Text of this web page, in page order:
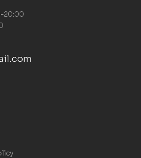
20:00